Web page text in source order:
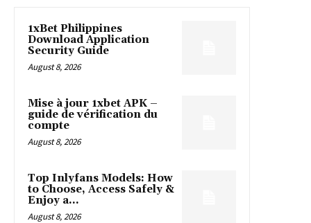
1xBet Philippines
Download Application
Security Guide
August 8, 2026
Mise à jour 1xbet APK –
guide de vérification du
compte
August 8, 2026
Top Inlyfans Models: How
to Choose, Access Safely &
Enjoy a...
August 8, 2026